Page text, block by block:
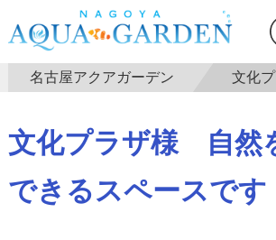
名古屋アクアガーデン 文化
文化プラザ様 自然
できるスペースです